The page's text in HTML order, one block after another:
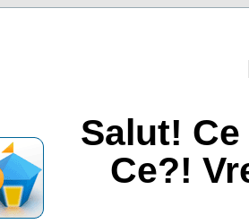
Salut!
Ce?!